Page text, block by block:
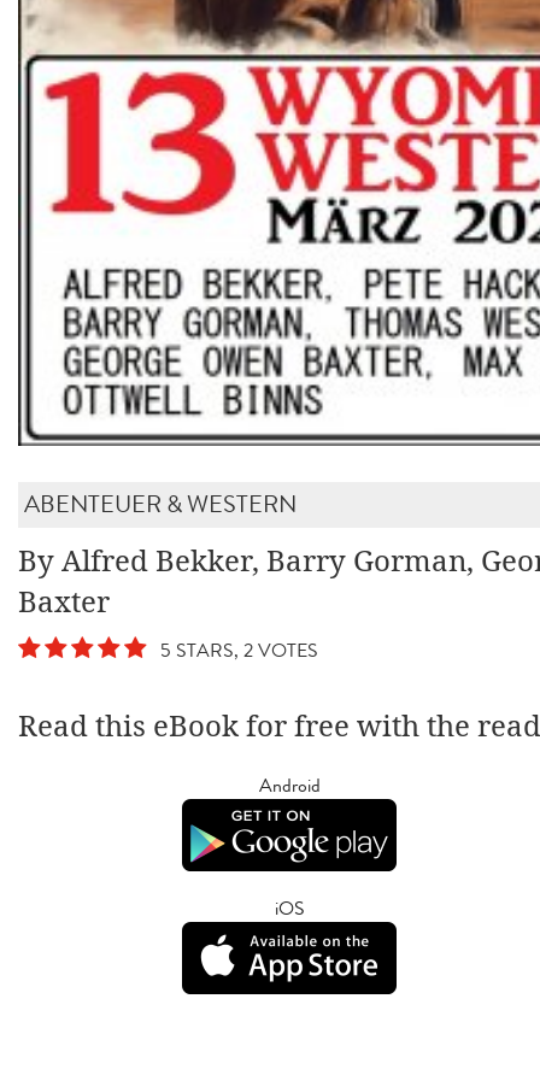
ABENTEUER & WESTERN
By Alfred Bekker, Barry Gorman,
Baxter
5 STARS, 2 VOTES
Read this eBook for free with the
Android
iOS